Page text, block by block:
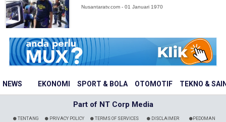
NEWS EKONOMI SPORT & BOLA OTOMOTIF TEKNO &
Nusantaratv.com - 01 Januari 1970
Part of NT Corp Media
TENTANG PRIVACY POLICY TERMS OF SERVICES DISCLAIMER PEDOMAN